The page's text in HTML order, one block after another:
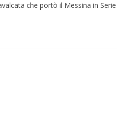
che portò il Messina in